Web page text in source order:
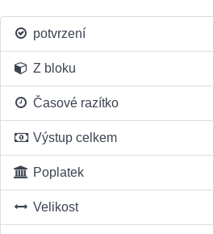
potvrzení
Z bloku
Časové razítko
Výstup celkem
Poplatek
Velikost